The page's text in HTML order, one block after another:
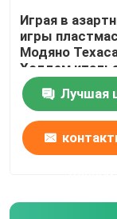
Играя в
игры
Модяно
Холдем
отметил покер
Лучшая